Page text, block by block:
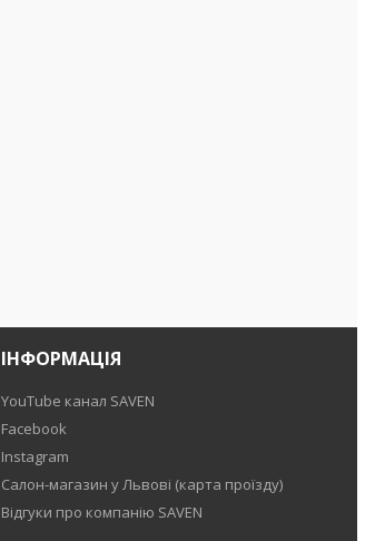
ІНФОРМАЦІЯ
YouTube канал SAVEN
Facebook
Instagram
Салон-магазин у Львові (карта проїзду)
Відгуки про компанію SAVEN